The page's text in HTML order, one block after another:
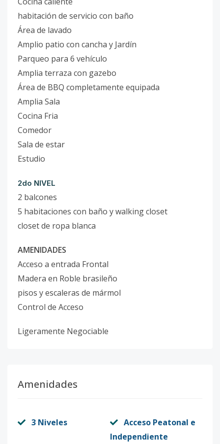
habitación de servicio con baño
Área de lavado
Amplio patio con cancha y Jardín
Parqueo para 6 vehículo
Amplia terraza con gazebo
Área de BBQ completamente equipada
Amplia Sala
Cocina Fria
Comedor
Sala de estar
Estudio
2do NIVEL
2 balcones
5 habitaciones con baño y walking closet
closet de ropa blanca
AMENIDADES
Acceso a entrada Frontal
Madera en Roble brasileño
pisos y escaleras de mármol
Control de Acceso
Ligeramente Negociable
Amenidades
3 Niveles
Acceso Peatonal e
Independiente